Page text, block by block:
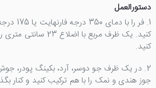
دستورالعمل
1. فر را با
کنید. یک ظرف مربع با
کنید.
2. در یک ظرف جو دوسر، آرد، بکینگ پودر،
جوز هندی و نمک را با هم ترکیب کنید و کنار